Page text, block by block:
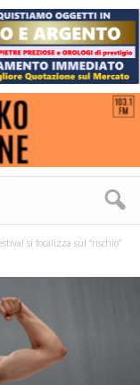
si focalizza sul “rischio”